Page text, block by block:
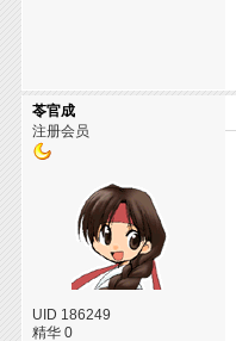
苓官成
注册会员
UID 186249
精华 0